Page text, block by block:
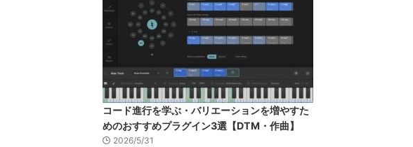
コード進行を学ぶ・バリエーションを増やすた
めのおすすめプラグイン3選【DTM・作曲】
2026/5/31